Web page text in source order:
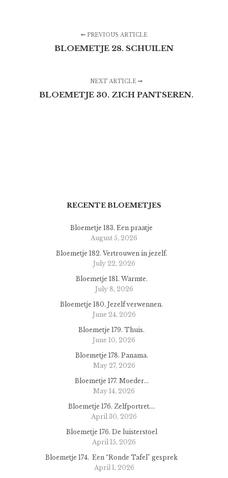
PREVIOUS ARTICLE
BLOEMETJE 28. SCHUILEN
NEXT ARTICLE
BLOEMETJE 30. ZICH PANTSEREN.
RECENTE BLOEMETJES
Bloemetje 183. Een praatje
August 5, 2026
Bloemetje 182. Vertrouwen in jezelf.
July 22, 2026
Bloemetje 181. Warmte.
July 8, 2026
Bloemetje 180. Jezelf verwennen.
June 24, 2026
Bloemetje 179. Thuis.
June 10, 2026
Bloemetje 178. Panama.
May 27, 2026
Bloemetje 177. Moeder…
May 14, 2026
Bloemetje 176. Zelfportret….
April 30, 2026
Bloemetje 176. De luisterstoel
April 15, 2026
Bloemetje 174. Een “Ronde Tafel” gesprek
April 1, 2026